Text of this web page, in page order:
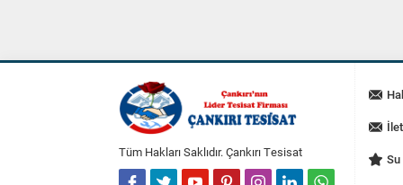
Tüm Hakları Saklıdır. Çankırı Tesisat
Su